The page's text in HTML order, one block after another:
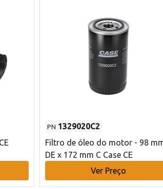
PN 1329020C2
Filtro de óleo do motor - 98
DE x 172 mm C Case CE
Ver Preço